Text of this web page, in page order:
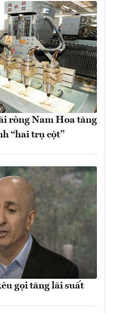
ròng Nam Hoa tăng
“hai trụ cột”
gọi tăng lãi suất